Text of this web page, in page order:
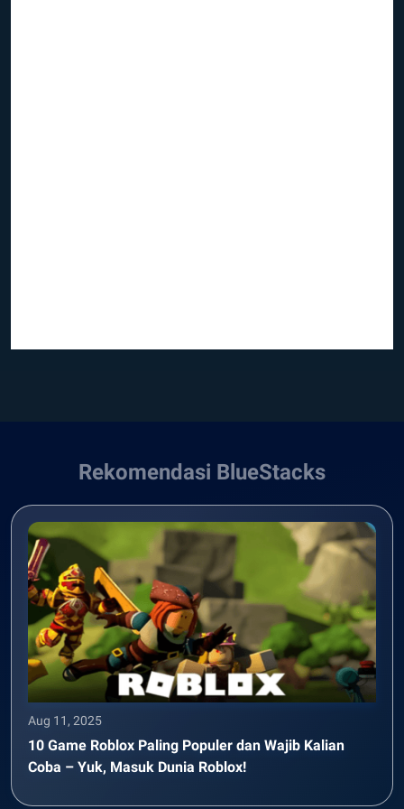
Rekomendasi BlueStacks
Aug 11, 2025
10 Game Roblox Paling Populer dan Wajib Kalian
Coba – Yuk, Masuk Dunia Roblox!